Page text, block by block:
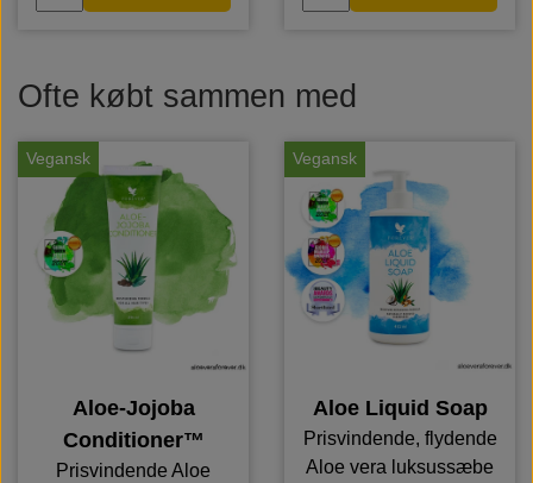
Ofte købt sammen med
Vegansk
Aloe-Jojoba
Conditioner™
Prisvindende Aloe
Vegansk
Aloe Liquid Soap
Prisvindende, flydende
Aloe vera luksussæbe